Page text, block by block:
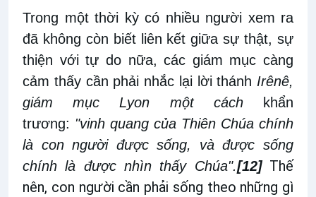
Trong một thời kỳ có nhiều người xem ra
đã không còn biết liên kết giữa sự thật, sự
thiện với tự do nữa, các giám mục càng
cảm thấy cần phải nhắc lại lời thánh Irênê,
giám mục Lyon một cáchkhẩn
trương: "vinh quang của Thiên Chúa chính
là con người được sống, và được sống
chính là được nhìn thấy Chúa".[12]Thế
nên, con người cần phải sống theo những gì